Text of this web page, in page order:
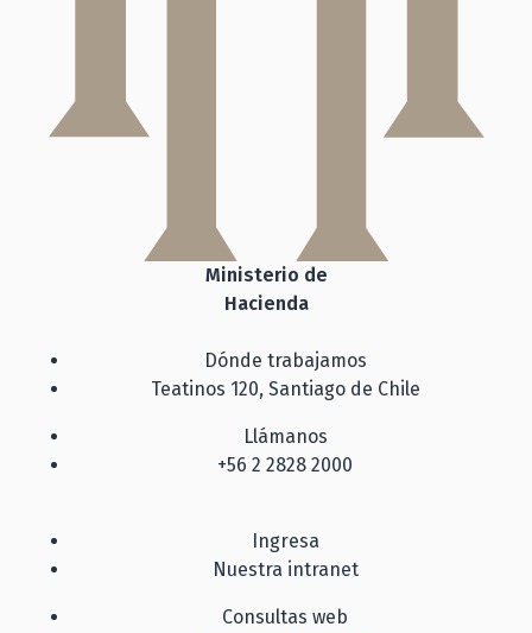
Ministerio de
Hacienda
Dónde trabajamos
Teatinos 120, Santiago de Chile
Llámanos
+56 2 2828 2000
Ingresa
Nuestra intranet
Consultas web